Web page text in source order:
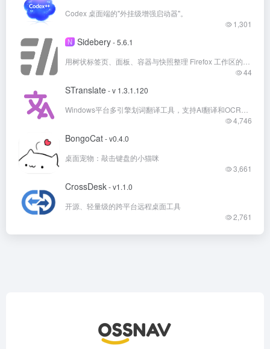
Codex 桌面端的"外挂级增强启动器"。
1,301
N Sidebery- 5.6.1
44
STranslate- v 1.3.1.120
4,746
BongoCat- v0.4.0
桌面宠物：敲击键盘的小猫咪
3,661
CrossDesk- v1.1.0
开源、轻量级的跨平台远程桌面工具
2,761